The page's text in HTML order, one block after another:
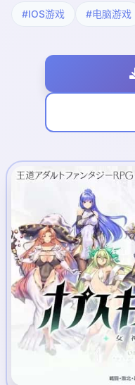
#IOS游戏 #电脑游戏